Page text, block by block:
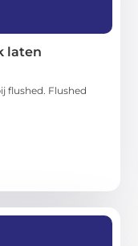
laten
flushed. Flushed